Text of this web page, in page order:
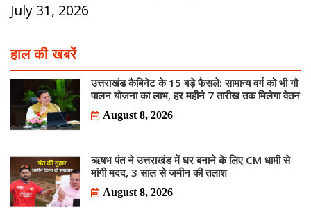
July 31, 2026
हाल की खबरें
उत्तराखंड कैबिनेट के 15 बड़े फैसले: सामान्य वर्ग को भी गौ
पालन योजना का लाभ, हर महीने 7 तारीख तक मिलेगा वेतन
August 8, 2026
ऋषभ पंत ने उत्तराखंड में घर बनाने के लिए CM धामी से
मांगी मदद, 3 साल से जमीन की तलाश
August 8, 2026